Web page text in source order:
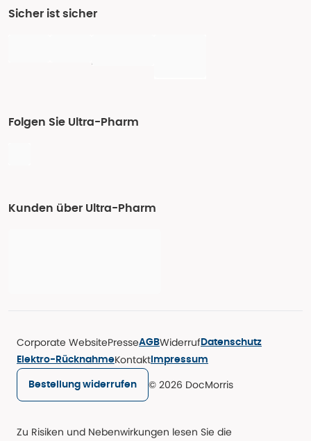
Sicher ist sicher
Folgen Sie Ultra-Pharm
Kunden über Ultra-Pharm
Corporate WebsitePresseAGBWiderruf Datenschutz
Elektro-RücknahmeKontakt Impressum
Bestellung widerrufen © 2026 DocMorris
Zu Risiken und Nebenwirkungen lesen Sie die